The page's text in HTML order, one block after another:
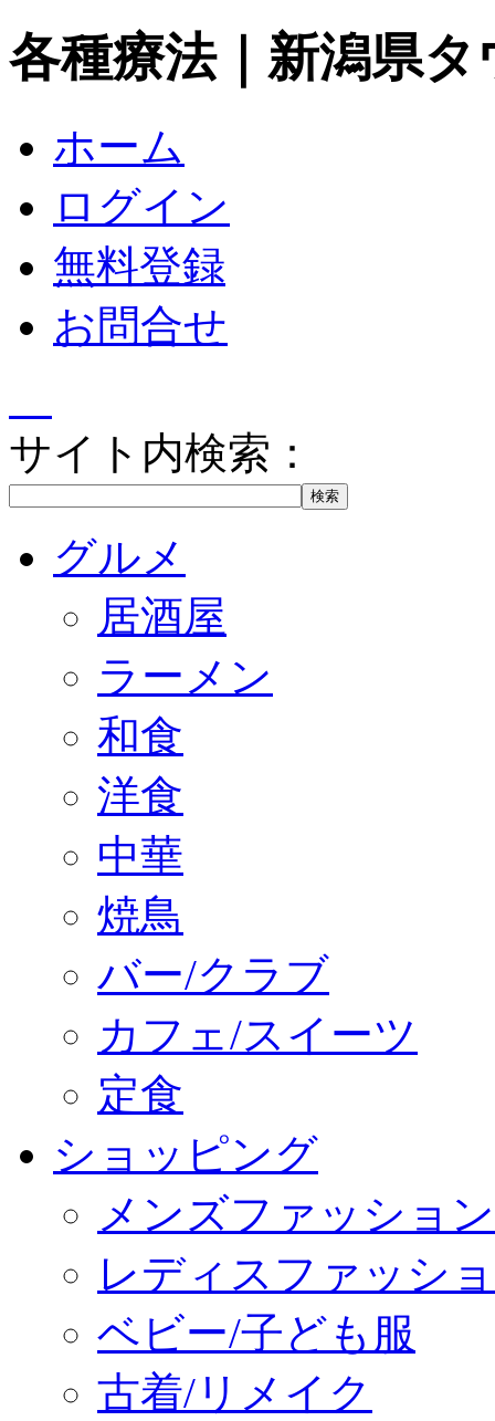
各種療法｜新潟県
ホーム
ログイン
無料登録
お問合せ
サイト内検索：
グルメ
居酒屋
ラーメン
和食
洋食
中華
焼鳥
バー/クラブ
カフェ/スイーツ
定食
ショッピング
メンズファッション
レディスファッシ
ベビー/子ども服
古着/リメイク